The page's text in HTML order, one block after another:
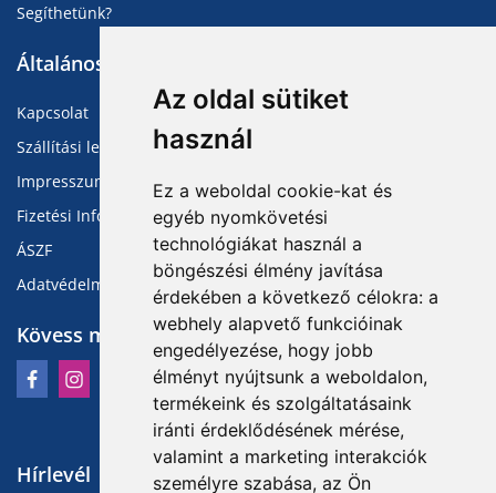
Az oldal sütiket
használ
Ez a weboldal cookie-kat és
egyéb nyomkövetési
technológiákat használ a
böngészési élmény javítása
érdekében a következő célokra: a
webhely alapvető funkcióinak
engedélyezése, hogy jobb
élményt nyújtsunk a weboldalon,
termékeink és szolgáltatásaink
iránti érdeklődésének mérése,
valamint a marketing interakciók
személyre szabása, az Ön
Segíthetünk?
Általános Információk
Kapcsolat
Szállítási lehetőségek
Impresszum
Fizetési Információk
ÁSZF
Adatvédelmi Tájékoztató
Kövess minket
Hírlevél